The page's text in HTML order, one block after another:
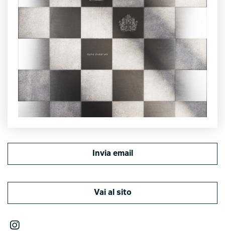
Invia email
Vai al sito